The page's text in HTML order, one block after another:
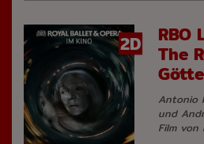
2D RBO
The
Antonio
und
Film von